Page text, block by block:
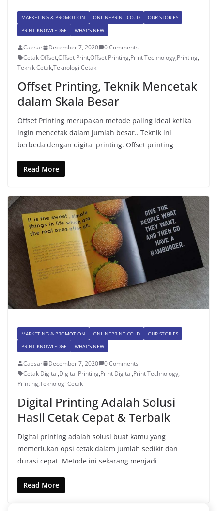
MARKETING & PROMOTION ONLINEPRINT.CO.ID
OUR STORIES
PRINT KNOWLEDGE
WHAT’S NEW
Caesar December 7, 2020
0 Comments
Cetak Offset,Offset Print,Offset Printing,Print Technology,Printing,
Teknik Cetak,Teknologi Cetak
Offset Printing, Teknik Mencetak
dalam Skala Besar
Offset Printing merupakan metode paling ideal ketika
ingin mencetak dalam jumlah besar.. Teknik ini
berbeda dengan digital printing. Offset printing
Read More
MARKETING & PROMOTION ONLINEPRINT.CO.ID
OUR STORIES
PRINT KNOWLEDGE
WHAT’S NEW
Caesar December 7, 2020
0 Comments
Cetak Digital,Digital Printing,Print Digital,Print Technology,
Printing,Teknologi Cetak
Digital Printing Adalah Solusi
Hasil Cetak Cepat & Terbaik
Digital printing adalah solusi buat kamu yang
memerlukan opsi cetak dalam jumlah sedikit dan
durasi cepat. Metode ini sekarang menjadi
Read More